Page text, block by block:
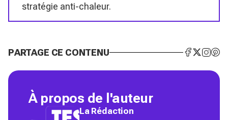
stratégie anti-chaleur.
PARTAGE CE CONTENU
À propos de l'auteur
La Rédaction